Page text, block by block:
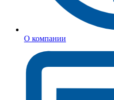
О компании